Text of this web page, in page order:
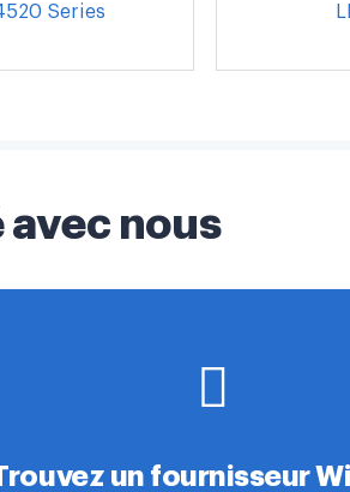
Series
nous
un fournisseur